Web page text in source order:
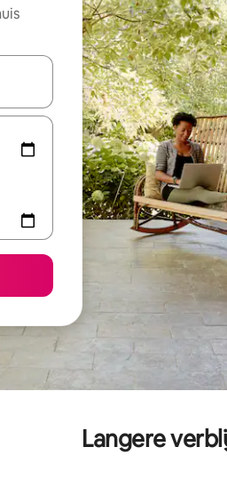
je een keuze met je de
Langere